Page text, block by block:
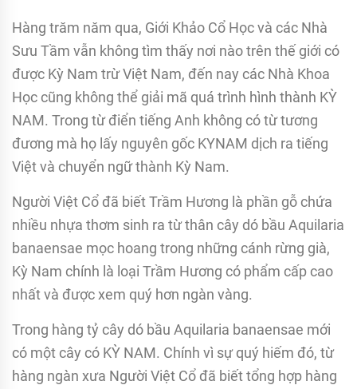
Hàng trăm năm qua, Giới Khảo Cổ Học và các Nhà
Sưu Tầm vẫn không tìm thấy nơi nào trên thế giới có
được Kỳ Nam trừ Việt Nam, đến nay các Nhà Khoa
Học cũng không thể giải mã quá trình hình thành KỲ
NAM. Trong từ điển tiếng Anh không có từ tương
đương mà họ lấy nguyên gốc KYNAM dịch ra tiếng
Việt và chuyển ngữ thành Kỳ Nam.
Người Việt Cổ đã biết Trầm Hương là phần gỗ chứa
nhiều nhựa thơm sinh ra từ thân cây dó bầu Aquilaria
banaensae mọc hoang trong những cánh rừng già,
Kỳ Nam chính là loại Trầm Hương có phẩm cấp cao
nhất và được xem quý hơn ngàn vàng.
Trong hàng tỷ cây dó bầu Aquilaria banaensae mới
có một cây có KỲ NAM. Chính vì sự quý hiếm đó, từ
hàng ngàn xưa Người Việt Cổ đã biết tổng hợp hàng